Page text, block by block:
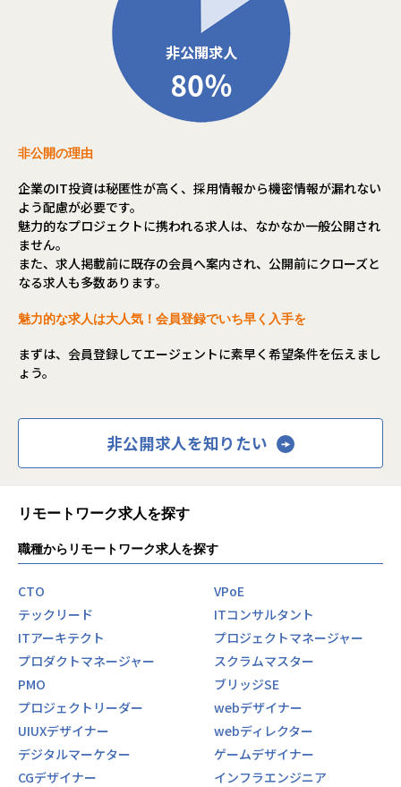
非公開の理由
企業のIT投資は秘匿性が高く、採用情報から機密情報が漏れない
よう配慮が必要です。
魅力的なプロジェクトに携われる求人は、なかなか一般公開され
ません。
また、求人掲載前に既存の会員へ案内され、公開前にクローズと
なる求人も多数あります。
魅力的な求人は大人気！会員登録でいち早く入手を
まずは、会員登録してエージェントに素早く希望条件を伝えまし
ょう。
非公開求人を知りたい
リモートワーク求人を探す
職種からリモートワーク求人を探す
CTO
VPoE
テックリード
ITコンサルタント
ITアーキテクト
プロジェクトマネージャー
プロダクトマネージャー
スクラムマスター
PMO
ブリッジSE
プロジェクトリーダー
webデザイナー
UIUXデザイナー
webディレクター
デジタルマーケター
ゲームデザイナー
CGデザイナー
インフラエンジニア